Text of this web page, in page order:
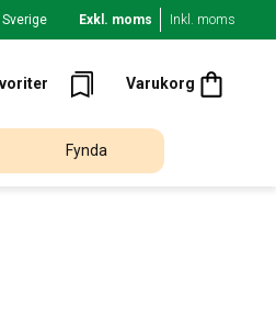
Sverige Exkl. moms Inkl. moms
Varukorg
Favoriter
Fynda